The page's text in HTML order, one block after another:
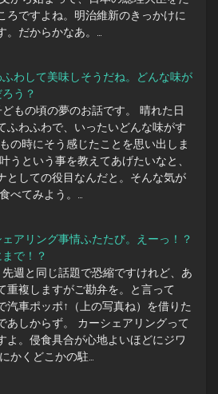
ろですよね。明治維新のきっかけに
。だからかなあ。…
わして美味しそうだね。どんな味が
う？
もの頃の夢のお話です。 晴れた日
ふわふわで、いったいどんな味がす
の時にそう感じたことを思い出しま
うという事を教えてあげたいなと、
としての役目なんだと。そんな気が
べてみよう。…
アリング事情ふたたび。えーっ！？
で！？
先週と同じ話題で恐縮ですけれど、あ
重複しますがご勘弁を。と言って
汽車ポッポ↑（上の写真ね）を借りた
あしからず。 カーシェアリングって
よ。侵食具合が心地よいほどにジワ
かくどこかの駐…